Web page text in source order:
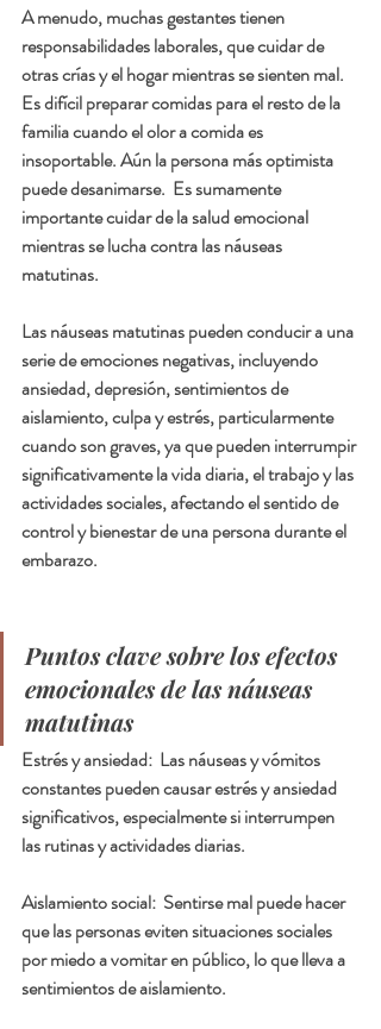
A menudo, muchas gestantes tienen
responsabilidades laborales, que cuidar de
otras crías y el hogar mientras se sienten mal.
Es difícil preparar comidas para el resto de la
familia cuando el olor a comida es
insoportable. Aún la persona más optimista
puede desanimarse.  Es sumamente
importante cuidar de la salud emocional
mientras se lucha contra las náuseas
matutinas.
Las náuseas matutinas pueden conducir a una
serie de emociones negativas, incluyendo
ansiedad, depresión, sentimientos de
aislamiento, culpa y estrés, particularmente
cuando son graves, ya que pueden interrumpir
significativamente la vida diaria, el trabajo y las
actividades sociales, afectando el sentido de
control y bienestar de una persona durante el
embarazo.
Puntos clave sobre los efectos
emocionales de las náuseas
matutinas
Estrés y ansiedad: Las náuseas y vómitos
constantes pueden causar estrés y ansiedad
significativos, especialmente si interrumpen
las rutinas y actividades diarias.
Aislamiento social: Sentirse mal puede hacer
que las personas eviten situaciones sociales
por miedo a vomitar en público, lo que lleva a
sentimientos de aislamiento.